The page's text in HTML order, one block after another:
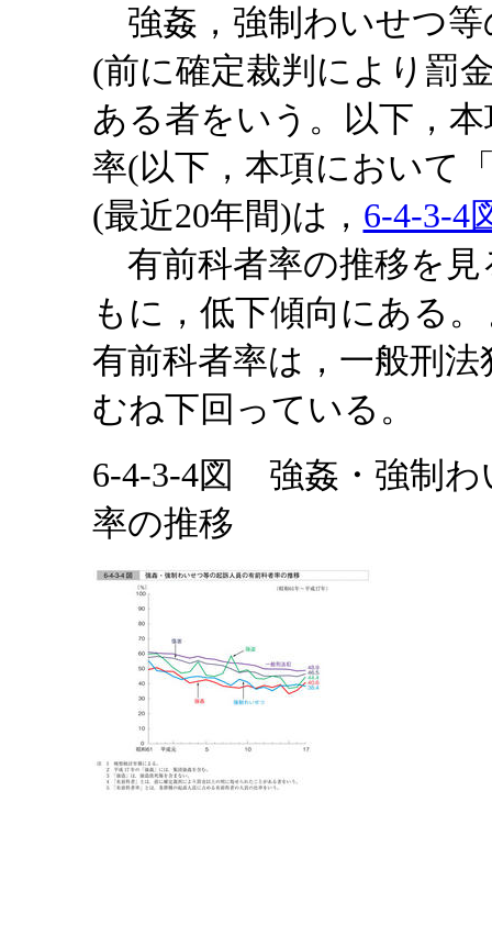
強姦，強制わいせつ等
(前に確定裁判により罰
ある者をいう。以下，
率(以下，本項において
(最近20年間)は， 6-4-3-4
有前科者率の推移を見
もに，低下傾向にある
有前科者率は，一般刑
むね下回っている。
6-4-3-4図 強姦・強制わ
率の推移